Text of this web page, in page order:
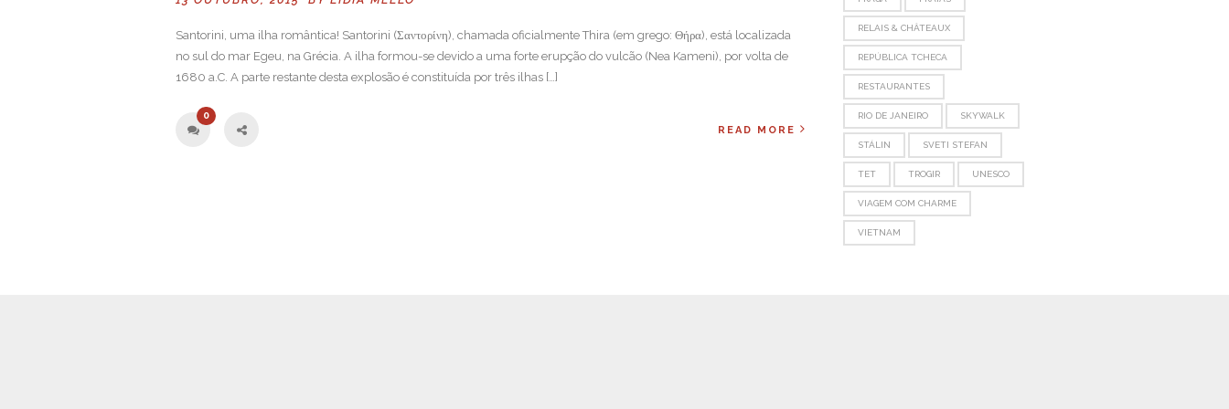
Santorini, uma ilha romântica! Santorini (Σαντορίνη), chamada oficialmente Thira (em grego: Θήρα), está localizada
no sul do mar Egeu, na Grécia. A ilha formou-se devido a uma forte erupção do vulcão (Nea Kameni), por volta de
1680 a.C. A parte restante desta explosão é constituída por três ilhas […]
0
READ MORE
RELAIS & CHÂTEAUX
REPÚBLICA TCHECA
RESTAURANTES
RIO DE JANEIRO SKYWALK
STÁLIN SVETI STEFAN
TET TROGIR UNESCO
VIAGEM COM CHARME
VIETNAM